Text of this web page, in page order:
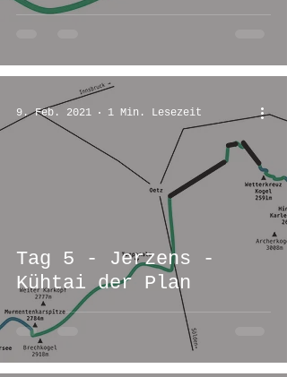
Tag 5 - Jerzens -
Kühtai der Plan
9. Feb. 2021 1 Min. Lesezeit